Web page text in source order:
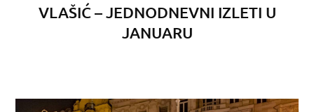
VLAŠIĆ – JEDNODNEVNI IZLETI U
JANUARU